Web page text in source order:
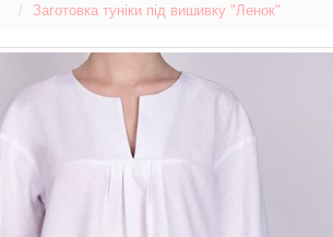
Заготовка туніки під вишивку "Ленок"